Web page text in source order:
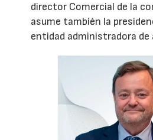
director Comercial de la
asume también la
entidad administradora de